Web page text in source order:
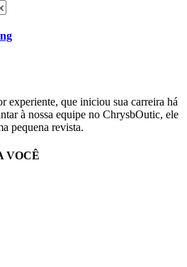
experiente, que iniciou sua carreira há
à nossa equipe no ChrysbOutic, ele
pequena revista.
VOCÊ